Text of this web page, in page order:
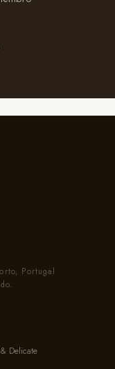
Portugal
Delicate